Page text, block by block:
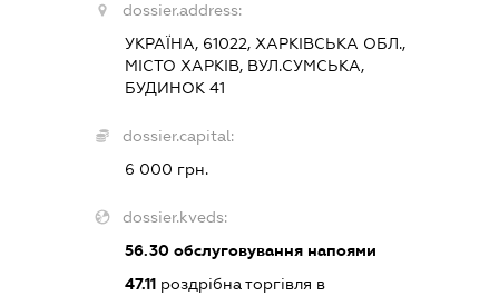
dossier.address:
УКРАЇНА, 61022, ХАРКІВСЬКА ОБЛ.,
МІСТО ХАРКІВ, ВУЛ.СУМСЬКА,
БУДИНОК 41
dossier.capital:
6 000 грн.
dossier.kveds:
56.30обслуговування напоями
47.11роздрібна торгівля в